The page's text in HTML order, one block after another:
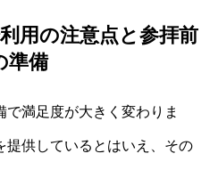
用の注意点と参拝前
準備
満足度が大きく変わりま
提供しているとはいえ、その